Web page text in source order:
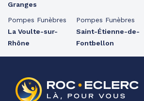
Granges
Pompes Funèbres
La Voulte-sur-
Rhône
Pompes Funèbres
Saint-Étienne-de-
Fontbellon